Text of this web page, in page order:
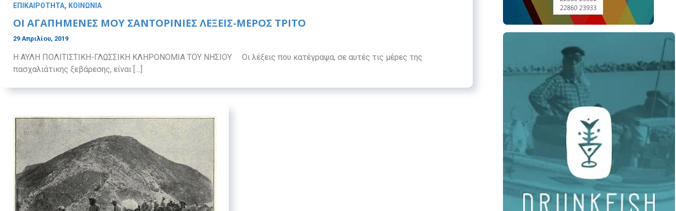
ΕΠΙΚΑΙΡΟΤΗΤΑ, ΚΟΙΝΩΝΙΑ
ΟΙ ΑΓΑΠΗΜΕΝΕΣ ΜΟΥ ΣΑΝΤΟΡΙΝΙΕΣ ΛΕΞΕΙΣ-ΜΕΡΟΣ ΤΡΙΤΟ
29 Απριλίου, 2019
Η ΑΥΛΗ ΠΟΛΙΤΙΣΤΙΚΗ-ΓΛΩΣΣΙΚΗ ΚΛΗΡΟΝΟΜΙΑ ΤΟΥ ΝΗΣΙΟΥ Οι λέξεις που κατέγραψα, σε αυτές τις μέρες της
πασχαλιάτικης ξεβάρεσης, είναι […]